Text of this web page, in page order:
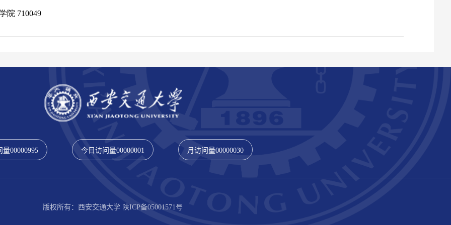
量00000995 今日访问量00000001 月访问量00000030
版权所有：西安交通大学 陕ICP备05001571号